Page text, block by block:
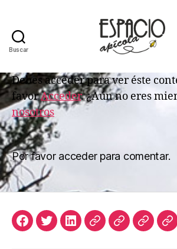
Buscar
APICOLA
Debes acceder para ver éste
favorAcceder. ¿Aún no eres
nosotros
Por favor acceder para comentar.
Facebook
TwitterLinkedInApicultura
Join